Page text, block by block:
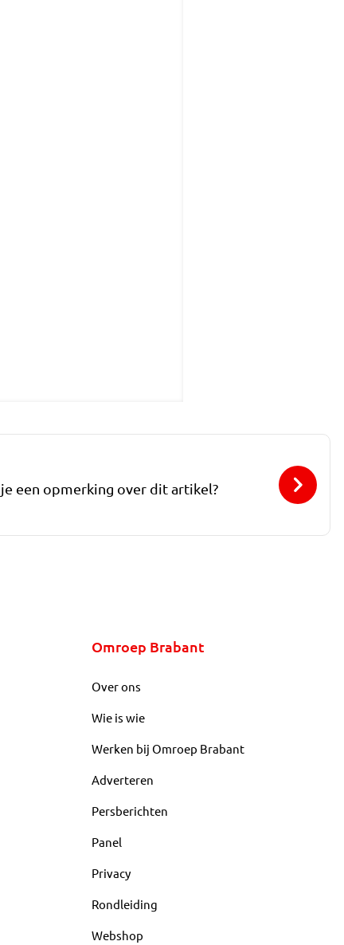
een opmerking over dit artikel?
Omroep Brabant
Over ons
Wie is wie
Werken bij Omroep Brabant
Adverteren
Persberichten
Panel
Privacy
Rondleiding
Webshop